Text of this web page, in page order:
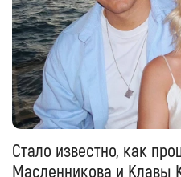
Стало известно, как
Масленникова и Клавы